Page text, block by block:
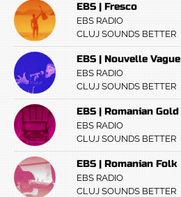
EBS | Fresco
EBS RADIO
CLUJ SOUNDS BETTER
EBS | Nouvelle Vague
EBS RADIO
CLUJ SOUNDS BETTER
EBS | Romanian Gold
EBS RADIO
CLUJ SOUNDS BETTER
EBS | Romanian Folk
EBS RADIO
CLUJ SOUNDS BETTER